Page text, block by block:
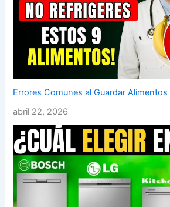
Errores Comunes al Guardar Alimentos
abril 22, 2026